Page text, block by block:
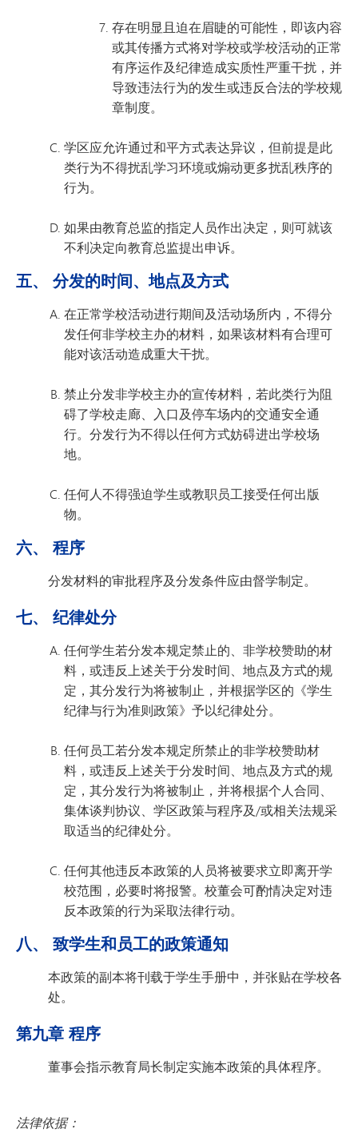
存在明显且迫在眉睫的可能性，即该内容
或其传播方式将对学校或学校活动的正常
有序运作及纪律造成实质性严重干扰，并
导致违法行为的发生或违反合法的学校规
章制度。
学区应允许通过和平方式表达异议，但前提是此
类行为不得扰乱学习环境或煽动更多扰乱秩序的
行为。
如果由教育总监的指定人员作出决定，则可就该
不利决定向教育总监提出申诉。
五、 分发的时间、地点及方式
在正常学校活动进行期间及活动场所内，不得分
发任何非学校主办的材料，如果该材料有合理可
能对该活动造成重大干扰。
禁止分发非学校主办的宣传材料，若此类行为阻
碍了学校走廊、入口及停车场内的交通安全通
行。分发行为不得以任何方式妨碍进出学校场
地。
任何人不得强迫学生或教职员工接受任何出版
物。
六、 程序
分发材料的审批程序及分发条件应由督学制定。
七、 纪律处分
任何学生若分发本规定禁止的、非学校赞助的材
料，或违反上述关于分发时间、地点及方式的规
定，其分发行为将被制止，并根据学区的《学生
纪律与行为准则政策》予以纪律处分。
任何员工若分发本规定所禁止的非学校赞助材
料，或违反上述关于分发时间、地点及方式的规
定，其分发行为将被制止，并将根据个人合同、
集体谈判协议、学区政策与程序及/或相关法规采
取适当的纪律处分。
任何其他违反本政策的人员将被要求立即离开学
校范围，必要时将报警。校董会可酌情决定对违
反本政策的行为采取法律行动。
八、 致学生和员工的政策通知
本政策的副本将刊载于学生手册中，并张贴在学校各
处。
第九章 程序
董事会指示教育局长制定实施本政策的具体程序。
法律依据：